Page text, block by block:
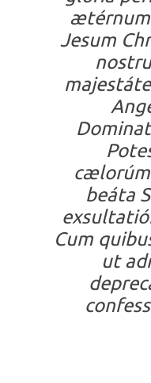
Jesum
beáta
Cum
ut